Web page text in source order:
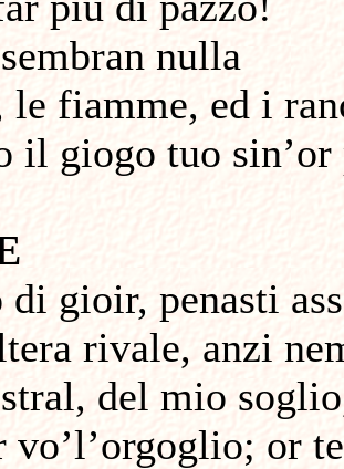
nulla
le fiamme, ed i
il giogo tuo
di gioir, penasti
rivale, anzi
del mio
vo’l’orgoglio; or